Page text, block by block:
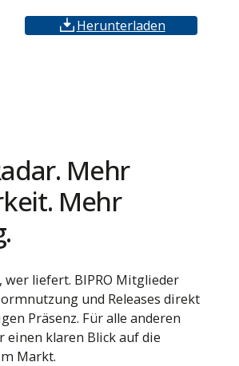
Herunterladen
Mehr
Mehr
wer liefert. BIPRO Mitglieder
und Releases direkt
Präsenz. Für alle anderen
einen klaren Blick auf die
Markt.